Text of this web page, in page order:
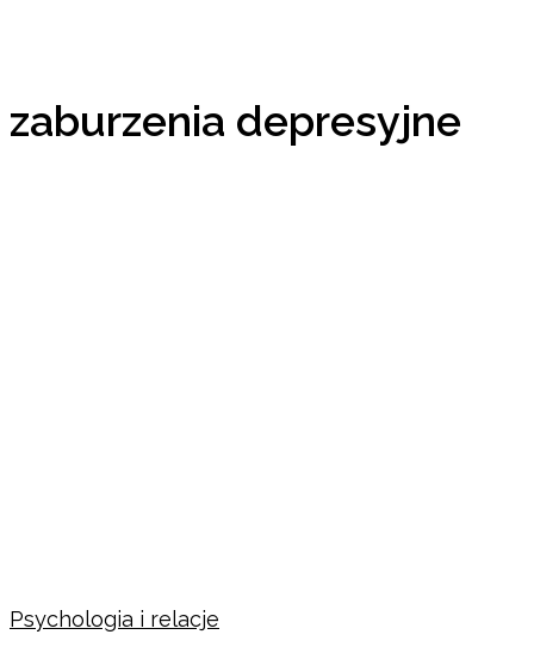
zaburzenia depresyjne
Psychologia i relacje